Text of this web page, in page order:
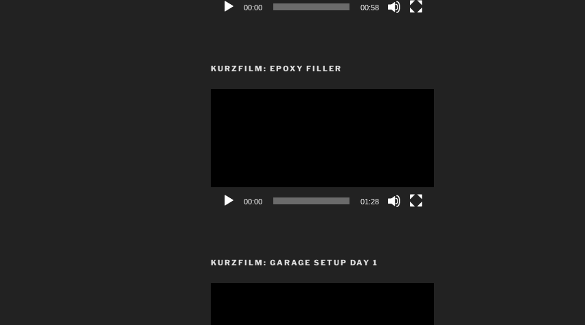
00:00 00:58
KURZFILM: EPOXY FILLER
00:00 01:28
KURZFILM: GARAGE SETUP DAY 1